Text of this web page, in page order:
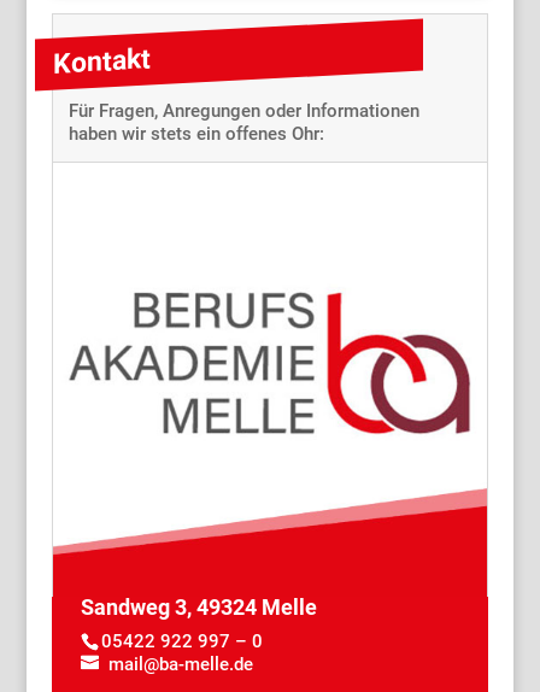
Kontakt
Für Fragen, Anregungen oder Informationen
haben wir stets ein offenes Ohr:
Sandweg 3, 49324 Melle
05422 922 997 – 0
mail@ba-melle.de